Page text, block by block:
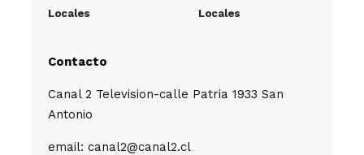
Locales
Locales
Contacto
Canal 2 Television-calle Patria 1933 San
Antonio
email: canal2@canal2.cl